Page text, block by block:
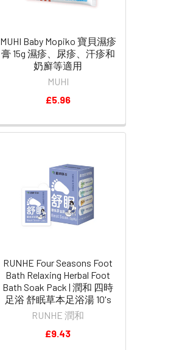
MUHI Baby Mopiko 寶貝濕疹
膏 15g 濕疹、尿疹、汗疹和
奶廯等適用
MUHI
£5.96
RUNHE Four Seasons Foot
Bath Relaxing Herbal Foot
Bath Soak Pack | 潤和 四時
足浴 舒眠草本足浴湯 10's
RUNHE 潤和
£9.43